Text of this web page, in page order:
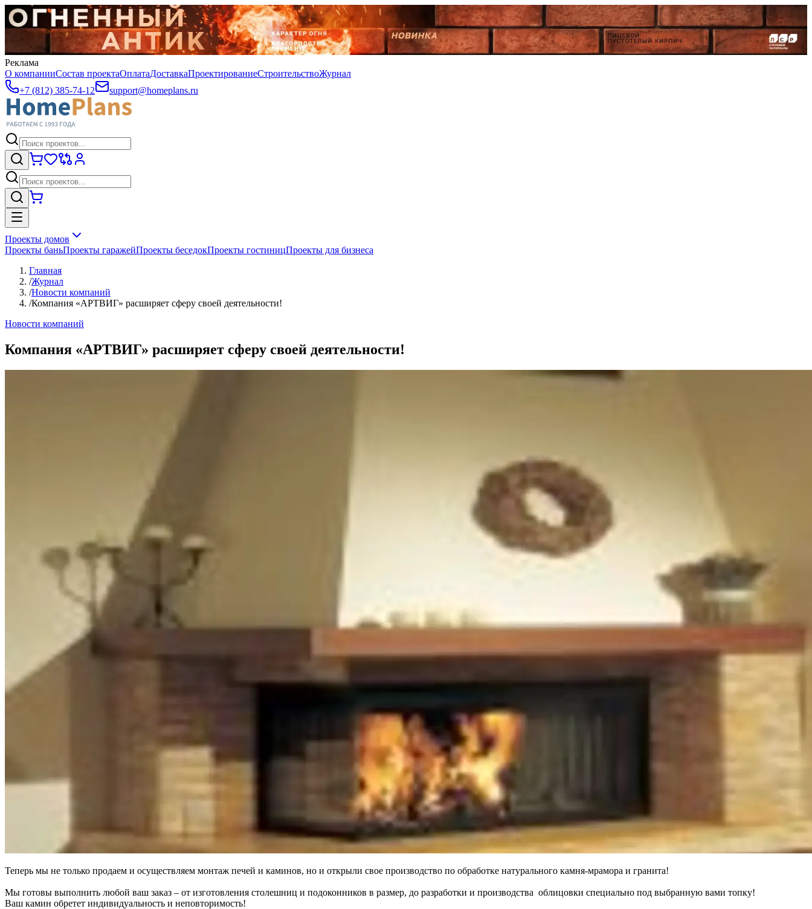
Реклама
О компанииСостав проектаОплатаДоставкаПроектированиеСтроительствоЖурнал
+7 (812) 385-74-12
support@homeplans.ru
Проекты домов
Проекты баньПроекты гаражейПроекты беседокПроекты гостиницПроекты для бизнеса
Главная
/Журнал
/Новости компаний
/Компания «АРТВИГ» расширяет сферу своей деятельности!
Новости компаний
Компания «АРТВИГ» расширяет сферу своей деятельности!
Теперь мы не только продаем и осуществляем монтаж печей и каминов, но и открыли свое производство по обработке натурального камня-мрамора и гранита!
Мы готовы выполнить любой ваш заказ – от изготовления столешниц и подоконников в размер, до разработки и производства облицовки специально под выбранную вами топку!
Ваш камин обретет индивидуальность и неповторимость!